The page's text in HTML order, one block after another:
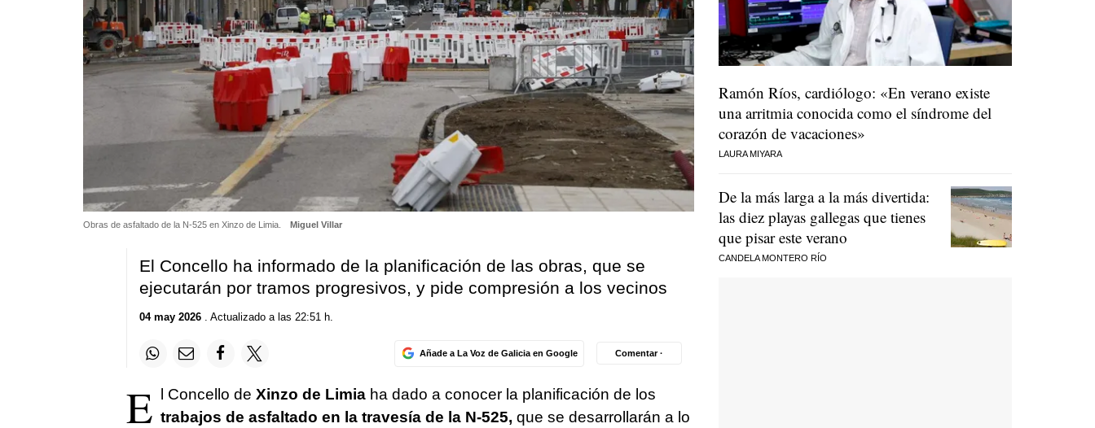
Obras de asfaltado de la N-525 en Xinzo de Limia. Miguel Villar
El Concello ha informado de la planificación de las obras, que se
ejecutarán por tramos progresivos, y pide compresión a los vecinos
04 may 2026. Actualizado a las 22:51 h.
Añade a La Voz de Galicia en Google Comentar ·
E l Concello de Xinzo de Limiaha dado a conocer la planificación de los
trabajos de asfaltado en la travesía de la N-525, que se desarrollarán a lo
Ramón Ríos, cardiólogo: «En verano existe
una arritmia conocida como el síndrome del
corazón de vacaciones»
LAURA MIYARA
De la más larga a la más divertida:
las diez playas gallegas que tienes
que pisar este verano
CANDELA MONTERO RÍO